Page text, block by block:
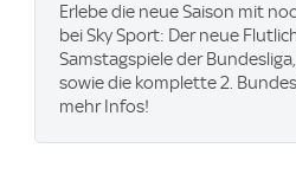
Erlebe die neue Saison mit
bei Sky Sport: Der neue
Samstagspiele der
sowie die komplette 2.
mehr Infos!